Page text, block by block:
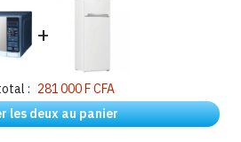
+
: 281 000 F CFA
les deux au panier